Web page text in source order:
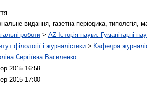
видання, газетна періодика, типологія,
роботи > AZ Історія науки. Гуманітарні
філології і журналістики > Кафедра
Сергіївна Василенко
2015 16:59
2015 17:00